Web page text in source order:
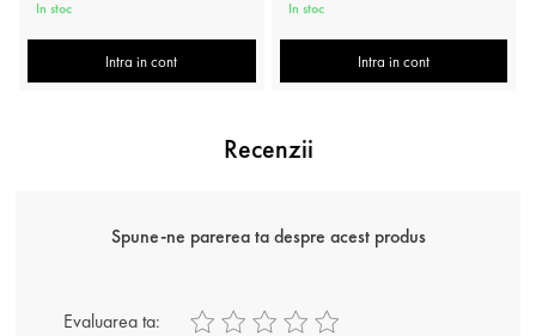
In stoc
Intra in cont
In stoc
Intra in cont
Recenzii
Spune-ne parerea ta despre acest produs
Evaluarea ta: